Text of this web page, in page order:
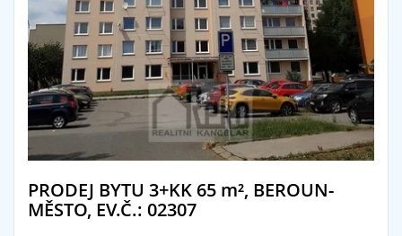
PRODEJ BYTU 3+KK 65 m², BEROUN-
MĚSTO, EV.Č.: 02307